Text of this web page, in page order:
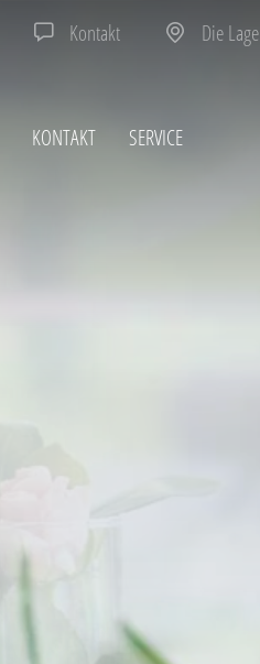
Kontakt Die Lage
KONTAKT SERVICE